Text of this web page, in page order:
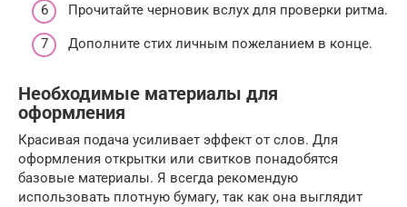
Прочитайте черновик вслух для проверки ритма.
Дополните стих личным пожеланием в конце.
Необходимые материалы для
оформления
Красивая подача усиливает эффект от слов. Для
оформления открытки или свитков понадобятся
базовые материалы. Я всегда рекомендую
использовать плотную бумагу, так как она выглядит